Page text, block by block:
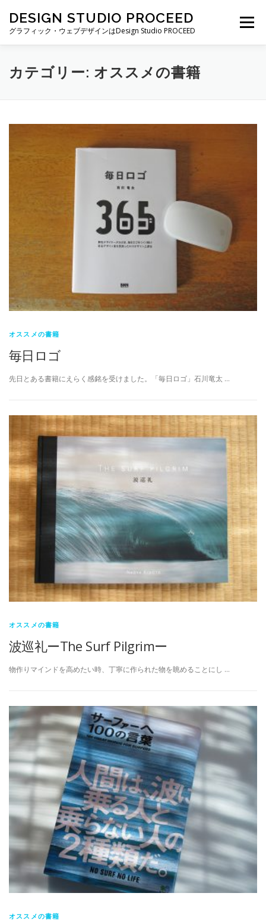
DESIGN STUDIO PROCEED
グラフィック・ウェブデザインはDesign Studio PROCEED
メニュー
TOP 最新情報 自己紹介 私ができること
お仕事の依頼・お問い合わせ
カテゴリー: オススメの書籍
オススメの書籍
毎日ロゴ
先日とある書籍にえらく感銘を受けました。「毎日ロゴ」石川竜太 …
オススメの書籍
波巡礼ーThe Surf Pilgrimー
物作りマインドを高めたい時、丁寧に作られた物を眺めることにし …
オススメの書籍